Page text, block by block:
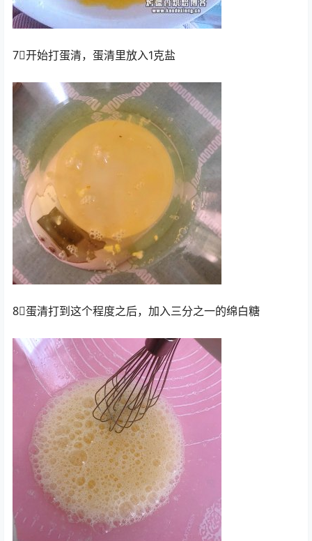
7⃣️开始打蛋清，蛋清里放入1克盐
8⃣️蛋清打到这个程度之后，加入三分之一的绵白糖